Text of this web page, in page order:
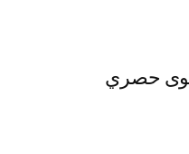
حصري